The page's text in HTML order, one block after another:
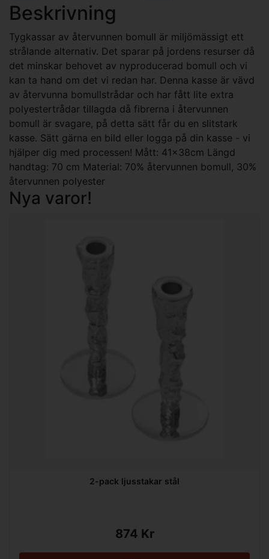
Beskrivning
Tygkassar av återvunnen bomull är miljömässigt ett
strålande alternativ. Det sparar på jordens resurser då
det minskar behovet av nyproducerad bomull och vi
kan ta hand om det vi redan har. Denna kasse är vävd
av återvunna bomullstrådar och har fått lite extra
polyestertrådar tillagda då fibrerna i återvunnen
bomull är svagare, på detta sätt får du en slitstark
kasse. Sätt gärna en bild eller logga på din kasse - vi
hjälper dig med processen! Mått: 41x38cm Längd
handtag: 70 cm Material: 70% återvunnen bomull, 30%
återvunnen polyester
Nya varor!
2-pack ljusstakar stål
874 Kr